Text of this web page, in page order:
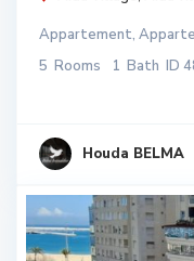
Appartement,
5 Rooms 1 Bath ID
Houda BELMA